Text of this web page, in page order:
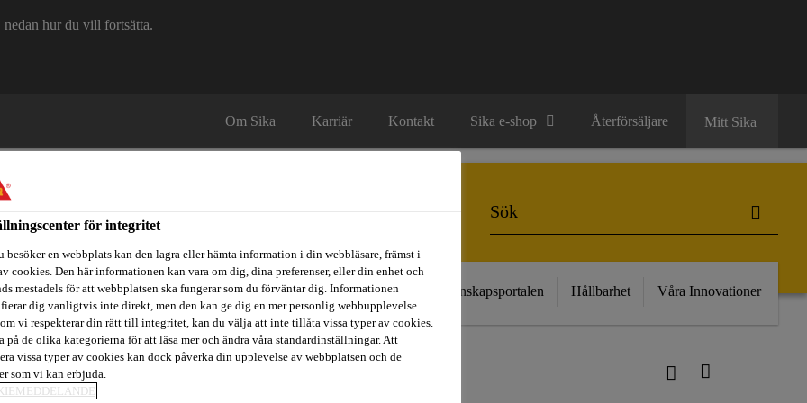
hur du vill fortsätta.
Om Sika Karriär Kontakt Sika e-shop Återförsäljare Mitt Sika
Referenser Teknisk Support Föreskrivare / Arkitekt Kunskapsportalen Hållbarhet Våra Innovationer
av plast
för integritet
besöker en webbplats kan den lagra eller hämta information i din webbläsare, främst i
cookies. Den här informationen kan vara om dig, dina preferenser, eller din enhet och
mestadels för att webbplatsen ska fungerar som du förväntar dig. Informationen
dig vanligtvis inte direkt, men den kan ge dig en mer personlig webbupplevelse.
vi respekterar din rätt till integritet, kan du välja att inte tillåta vissa typer av cookies.
på de olika kategorierna för att läsa mer och ändra våra standardinställningar. Att
vissa typer av cookies kan dock påverka din upplevelse av webbplatsen och de
som vi kan erbjuda.